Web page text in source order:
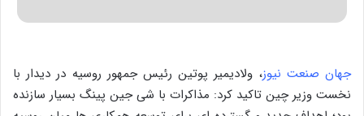
جهان صنعت نیوز، ولادیمیر پوتین رئیس جمهور روسیه در دیدار با
نخست وزیر چین تاکید کرد: مذاکرات با شی جین پینگ بسیار سازنده